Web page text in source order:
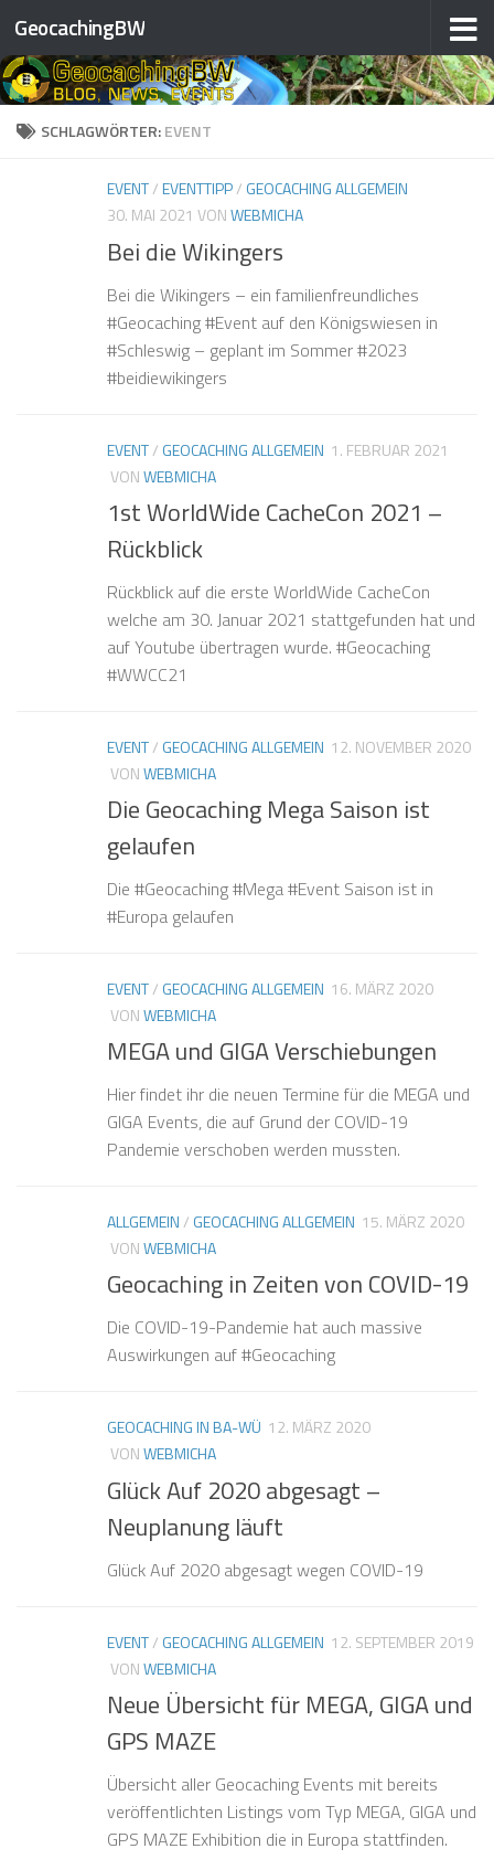
❅
❅
❅
❅
❅ ❅
❅
❅
❅
❅
Zum Inhalt springen
GeocachingBW
SCHLAGWÖRTER:EVENT
EVENT/EVENTTIPP/ GEOCACHING ALLGEMEIN
30. MAI 2021 VONWEBMICHA
Bei die Wikingers
Bei die Wikingers – ein familienfreundliches
#Geocaching #Event auf den Königswiesen in
#Schleswig – geplant im Sommer #2023
#beidiewikingers
EVENT/ GEOCACHING ALLGEMEIN 1. FEBRUAR 2021
VONWEBMICHA
1st WorldWide CacheCon 2021 –
Rückblick
Rückblick auf die erste WorldWide CacheCon
welche am 30. Januar 2021 stattgefunden hat und
auf Youtube übertragen wurde. #Geocaching
#WWCC21
EVENT/ GEOCACHING ALLGEMEIN 12. NOVEMBER 2020
VONWEBMICHA
Die Geocaching Mega Saison ist
gelaufen
Die #Geocaching #Mega #Event Saison ist in
#Europa gelaufen
EVENT/ GEOCACHING ALLGEMEIN 16. MÄRZ 2020
VONWEBMICHA
MEGA und GIGA Verschiebungen
Hier findet ihr die neuen Termine für die MEGA und
GIGA Events, die auf Grund der COVID-19
Pandemie verschoben werden mussten.
ALLGEMEIN/ GEOCACHING ALLGEMEIN 15. MÄRZ 2020
VONWEBMICHA
Geocaching in Zeiten von COVID-19
Die COVID-19-Pandemie hat auch massive
Auswirkungen auf #Geocaching
GEOCACHING IN BA-WÜ 12. MÄRZ 2020
VONWEBMICHA
Glück Auf 2020 abgesagt –
Neuplanung läuft
Glück Auf 2020 abgesagt wegen COVID-19
EVENT/ GEOCACHING ALLGEMEIN 12. SEPTEMBER 2019
VONWEBMICHA
Neue Übersicht für MEGA, GIGA und
GPS MAZE
Übersicht aller Geocaching Events mit bereits
veröffentlichten Listings vom Typ MEGA, GIGA und
GPS MAZE Exhibition die in Europa stattfinden.